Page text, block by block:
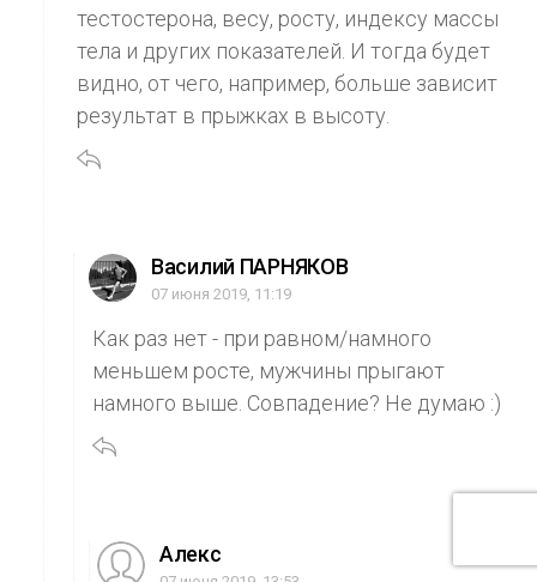
тестостерона, весу, росту, индексу массы
тела и других показателей. И тогда будет
видно, от чего, например, больше зависит
результат в прыжках в высоту.
Василий ПАРНЯКОВ
07 июня 2019, 11:19
Как раз нет - при равном/намного
меньшем росте, мужчины прыгают
намного выше. Совпадение? Не думаю :)
Aлекс